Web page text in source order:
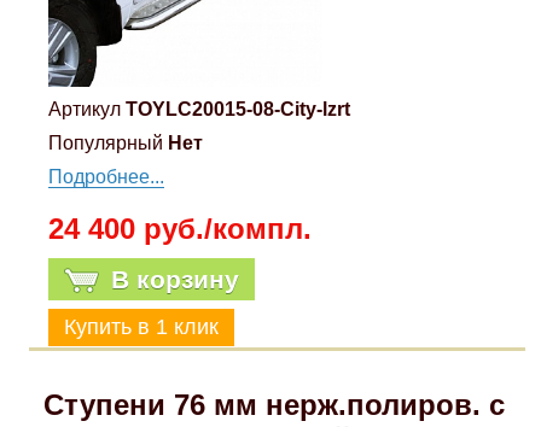
Артикул TOYLC20015-08-City-lzrt
Популярный Нет
Подробнее...
24 400 руб./компл.
В корзину
Ступени 76 мм нерж.полиров. с